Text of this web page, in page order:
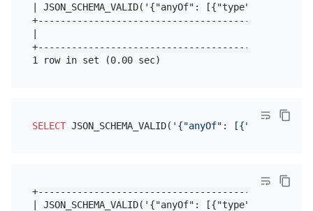
| JSON_SCHEMA_VALID('{"anyOf": [{"type":
|
SELECT JSON_SCHEMA_VALID( '{"anyOf": [{"type":
| JSON_SCHEMA_VALID('{"anyOf": [{"type":